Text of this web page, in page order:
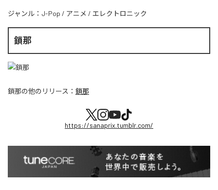
ジャンル： J-Pop / アニメ / エレクトロニック
鎖那
鎖那の他のリリース： 鎖那
https://sanaprix.tumblr.com/